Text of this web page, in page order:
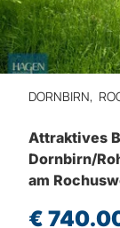
DORNBIRN,
Attraktives
Dornbirn/
am
€